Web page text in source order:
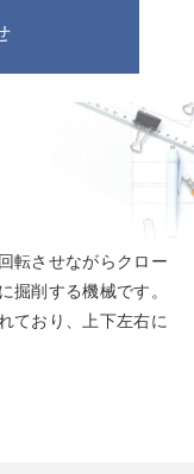
転させながらクロー
掘削する機械です。
ており、上下左右に